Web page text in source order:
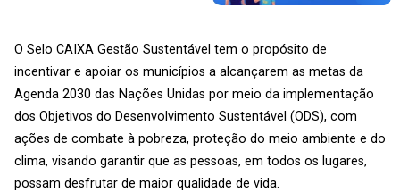
O Selo CAIXA Gestão Sustentável tem o propósito de
incentivar e apoiar os municípios a alcançarem as metas da
Agenda 2030 das Nações Unidas por meio da implementação
dos Objetivos do Desenvolvimento Sustentável (ODS), com
ações de combate à pobreza, proteção do meio ambiente e do
clima, visando garantir que as pessoas, em todos os lugares,
possam desfrutar de maior qualidade de vida.